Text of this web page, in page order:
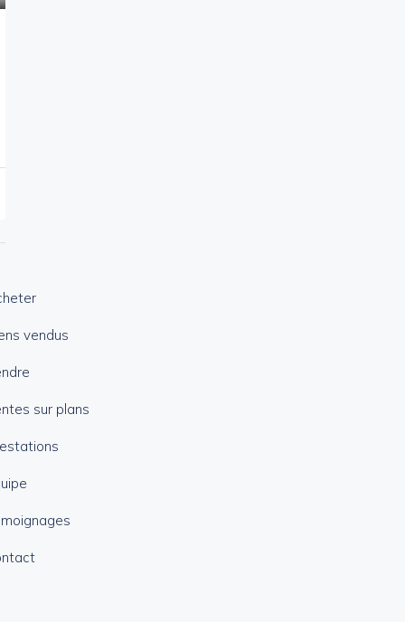
vendus
sur plans